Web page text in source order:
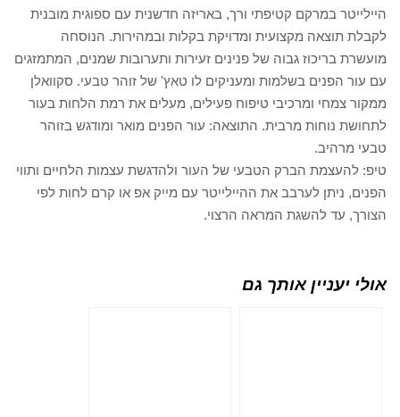
היילייטר במרקם קטיפתי ורך, באריזה חדשנית עם ספוגית מובנית
לקבלת תוצאה מקצועית ומדויקת בקלות ובמהירות. הנוסחה
מועשרת בריכוז גבוה של פנינים זעירות ותערובות שמנים, המתמזגים
עם עור הפנים בשלמות ומעניקים לו טאץ' של זוהר טבעי. סקוואלן
ממקור צמחי ומרכיבי טיפוח פעילים, מעלים את רמת הלחות בעור
לתחושת נוחות מרבית. התוצאה: עור הפנים מואר ומודגש בזוהר
טבעי מרהיב.
טיפ: להעצמת הברק הטבעי של העור ולהדגשת עצמות הלחיים ותווי
הפנים, ניתן לערבב את ההיילייטר עם מייק אפ או קרם לחות לפי
הצורך, עד להשגת המראה הרצוי.
אולי יעניין אותך גם